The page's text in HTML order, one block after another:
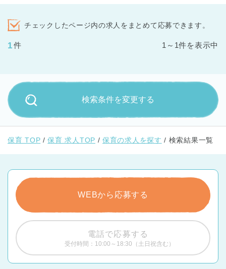
チェックしたページ内の求人をまとめて応募できます。
1件 1～1件を表示中
検索条件を変更する
保育 TOP 保育 求人TOP 保育の求人を探す 検索結果一覧
WEBから応募する
電話で応募する
受付時間：10:00～18:30（土日祝含む）